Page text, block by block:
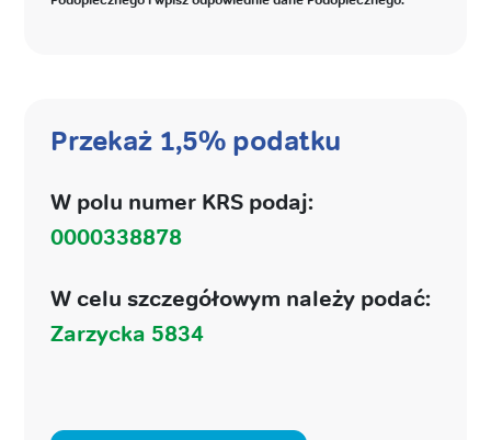
Przekaż 1,5% podatku
W polu numer KRS podaj:
0000338878
W celu szczegółowym należy podać:
Zarzycka 5834